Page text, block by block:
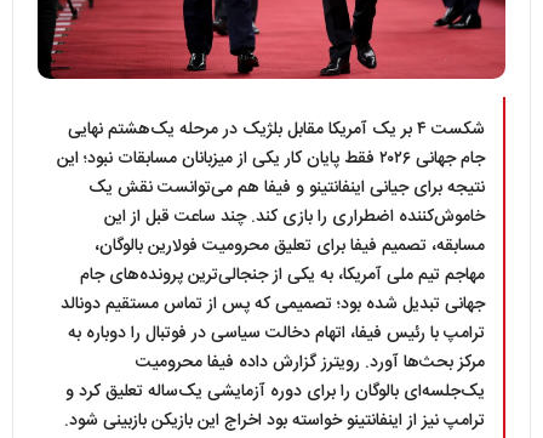
شکست ۴ بر یک آمریکا مقابل بلژیک در مرحله یک‌هشتم نهایی
جام جهانی ۲۰۲۶ فقط پایان کار یکی از میزبانان مسابقات نبود؛ این
نتیجه برای جیانی اینفانتینو و فیفا هم می‌توانست نقش یک
خاموش‌کننده اضطراری را بازی کند. چند ساعت قبل از این
مسابقه، تصمیم فیفا برای تعلیق محرومیت فولارین بالوگان،
مهاجم تیم ملی آمریکا، به یکی از جنجالی‌ترین پرونده‌های جام
جهانی تبدیل شده بود؛ تصمیمی که پس از تماس مستقیم دونالد
ترامپ با رئیس فیفا، اتهام دخالت سیاسی در فوتبال را دوباره به
مرکز بحث‌ها آورد. رویترز گزارش داده فیفا محرومیت
یک‌جلسه‌ای بالوگان را برای دوره آزمایشی یک‌ساله تعلیق کرد و
ترامپ نیز از اینفانتینو خواسته بود اخراج این بازیکن بازبینی شود.